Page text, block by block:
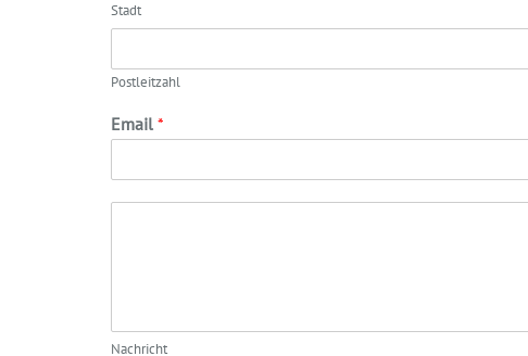
Stadt
Postleitzahl
Email *
Nachricht